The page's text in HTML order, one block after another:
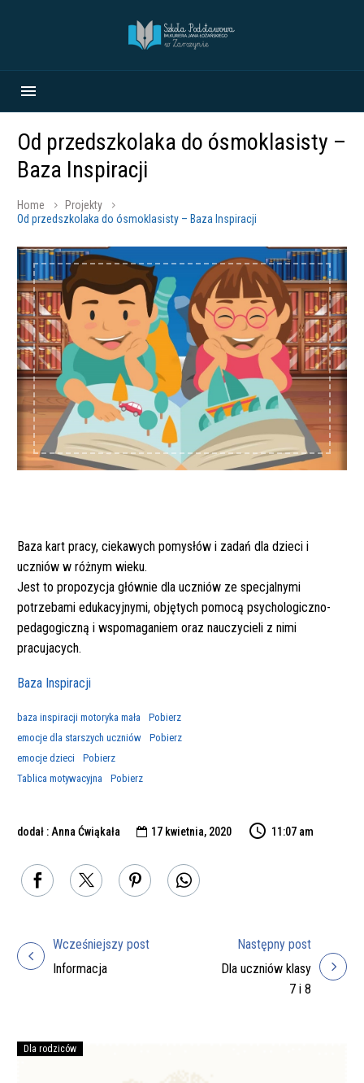
Od przedszkolaka do ósmoklasisty –
Baza Inspiracji
Home
Projekty
Od przedszkolaka do ósmoklasisty – Baza Inspiracji
Baza kart pracy, ciekawych pomysłów i zadań dla dzieci i
uczniów w różnym wieku.
Jest to propozycja głównie dla uczniów ze specjalnymi
potrzebami edukacyjnymi, objętych pomocą psychologiczno-
pedagogiczną i wspomaganiem oraz nauczycieli z nimi
pracujacych.
Baza Inspiracji
baza inspiracji motoryka mała
Pobierz
emocje dla starszych uczniów
Pobierz
emocje dzieci
Pobierz
Tablica motywacyjna
Pobierz
dodał : Anna Ćwiąkała  17 kwietnia, 2020 11:07 am
Nawigacja
Wcześniejszy post
Informacja
Następny post
Dla uczniów klasy
7 i 8
Dla rodziców